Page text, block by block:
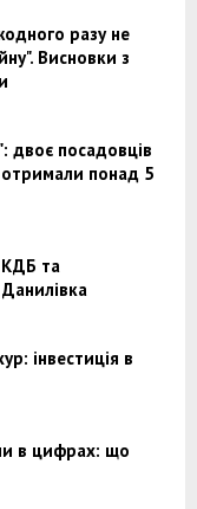
разу не
Висновки з
двоє посадовців
отримали понад 5
КДБ та
інвестиція в
в цифрах: що